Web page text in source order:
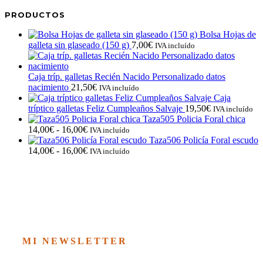
PRODUCTOS
Bolsa Hojas de
galleta sin glaseado (150 g) 7,00€ IVA incluído
Caja tríp. galletas Recién Nacido Personalizado datos
nacimiento 21,50€ IVA incluído
Caja
tríptico galletas Feliz Cumpleaños Salvaje 19,50€ IVA incluído
Taza505 Policia Foral chica
14,00€ - 16,00€Rango
de
precios:
IVA incluído
Taza506 Policía Foral escudo
14,00€ - 16,00€Rango
IVA incluído
MI NEWSLETTER